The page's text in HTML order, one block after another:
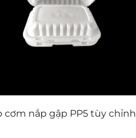
cơm nắp gập PP5 tùy chỉnh